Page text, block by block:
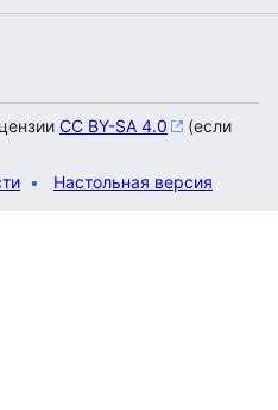
CC BY-SA 4.0
(если
Настольная версия